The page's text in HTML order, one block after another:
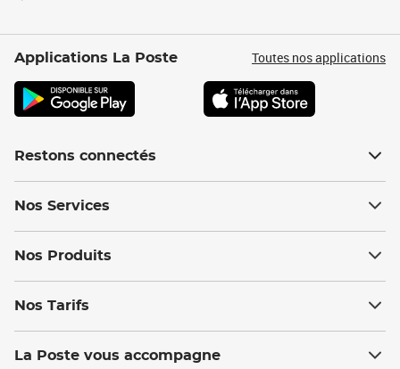
Applications La Poste Toutes nos applications
Restons connectés
Nos Services
Nos Produits
Nos Tarifs
La Poste vous accompagne